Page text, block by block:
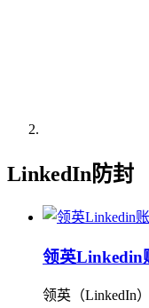
LinkedIn防封
领英Linkedin
领英（LinkedIn